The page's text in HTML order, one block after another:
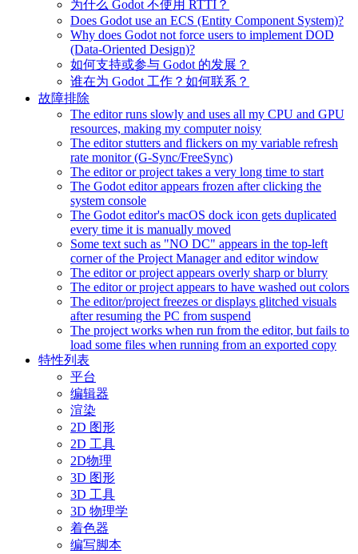
为什么 Godot 不使用 RTTI？
Does Godot use an ECS (Entity Component System)?
Why does Godot not force users to implement DOD
(Data-Oriented Design)?
如何支持或参与 Godot 的发展？
谁在为 Godot 工作？如何联系？
故障排除
The editor runs slowly and uses all my CPU and GPU
resources, making my computer noisy
The editor stutters and flickers on my variable refresh
rate monitor (G-Sync/FreeSync)
The editor or project takes a very long time to start
The Godot editor appears frozen after clicking the
system console
The Godot editor's macOS dock icon gets duplicated
every time it is manually moved
Some text such as "NO DC" appears in the top-left
corner of the Project Manager and editor window
The editor or project appears overly sharp or blurry
The editor or project appears to have washed out colors
The editor/project freezes or displays glitched visuals
after resuming the PC from suspend
The project works when run from the editor, but fails to
load some files when running from an exported copy
特性列表
平台
编辑器
渲染
2D 图形
2D 工具
2D物理
3D 图形
3D 工具
3D 物理学
着色器
编写脚本